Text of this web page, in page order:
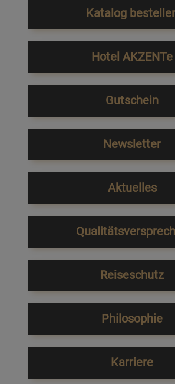
Katalog
Hotel AKZENTe
Gutschein
Newsletter
Aktuelles
Reiseschutz
Philosophie
Karriere